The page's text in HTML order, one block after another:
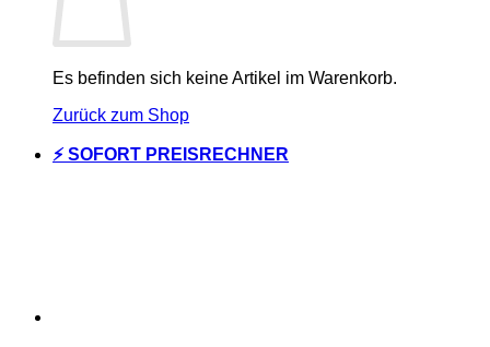
Es befinden sich keine Artikel im Warenkorb.
Zurück zum Shop
⚡ SOFORT PREISRECHNER